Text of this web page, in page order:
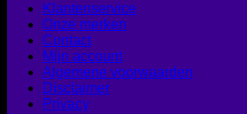
Klantenservice
Onze merken
Contact
Mijn account
Algemene voorwaarden
Disclaimer
Privacy